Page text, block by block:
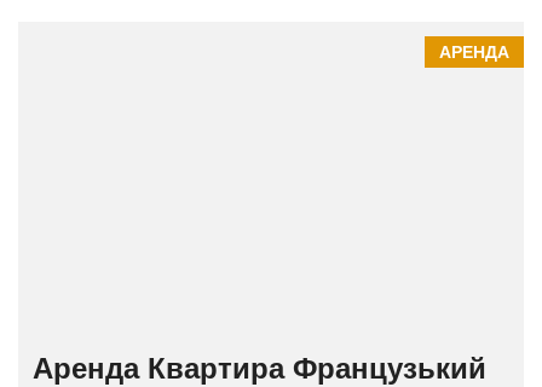
АРЕНДА
Аренда Квартира Французький